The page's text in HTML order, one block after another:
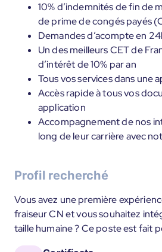
10% d’indemnités de fin de
de prime de congés payés
Demandes d’acompte en
Un des meilleurs CET de
d’intérêt de 10% par an
Tous vos services dans une
Accès rapide à tous vos
application
Accompagnement de nos
long de leur carrière avec
Profil recherché
Vous avez une première
fraiseur CN et vous souhaitez
taille humaine ? Ce poste est fait